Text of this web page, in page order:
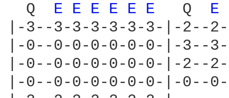
  Q
E E E E E E
  Q
E
|-3--3-3-3-3-3-3-|-2--
|-0--0-0-0-0-0-0-|-3--
|-0--0-0-0-0-0-0-|-2--
|-0--0-0-0-0-0-0-|-0--